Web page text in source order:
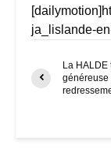
ja_lislande-
La HALDE
généreuse